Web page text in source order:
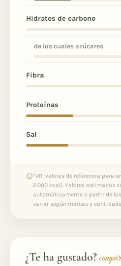
Hidratos de carbono
de los cuales azúcares
Fibra
Proteínas
Sal
*VR: valores de referencia para
2.000 kcal). Valores estimados
automáticamente a partir de
variar según marcas y
¿Te ha gustado?